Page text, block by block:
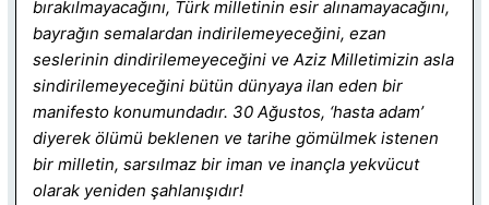
bırakılmayacağını, Türk milletinin esir alınamayacağını,
bayrağın semalardan indirilemeyeceğini, ezan
seslerinin dindirilemeyeceğini ve Aziz Milletimizin asla
sindirilemeyeceğini bütün dünyaya ilan eden bir
manifesto konumundadır. 30 Ağustos, ‘hasta adam’
diyerek ölümü beklenen ve tarihe gömülmek istenen
bir milletin, sarsılmaz bir iman ve inançla yekvücut
olarak yeniden şahlanışıdır!